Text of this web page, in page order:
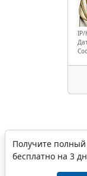
IP/
Получите полный
бесплатно на 3